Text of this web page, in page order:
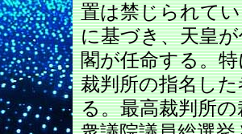
置は禁じられて
に基づき、天皇
閣が任命する。
裁判所の指名し
る。最高裁判所